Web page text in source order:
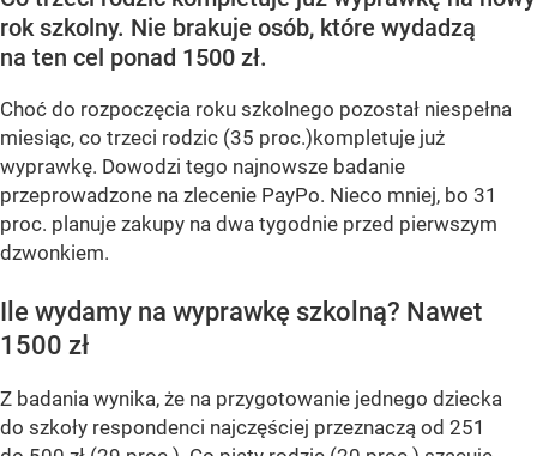
rok szkolny. Nie brakuje osób, które wydadzą
na ten cel ponad 1500 zł.
Choć do rozpoczęcia roku szkolnego pozostał niespełna
miesiąc, co trzeci rodzic (35 proc.)kompletuje już
wyprawkę. Dowodzi tego najnowsze badanie
przeprowadzone na zlecenie PayPo. Nieco mniej, bo 31
proc. planuje zakupy na dwa tygodnie przed pierwszym
dzwonkiem.
Ile wydamy na wyprawkę szkolną? Nawet
1500 zł
Z badania wynika, że na przygotowanie jednego dziecka
do szkoły respondenci najczęściej przeznaczą od 251